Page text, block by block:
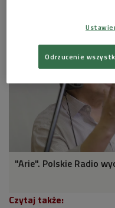
"Arie". Polskie Radio
Czytaj także:
Odrzucenie